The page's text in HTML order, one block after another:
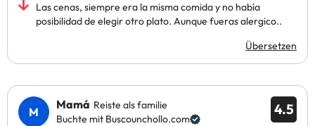
Las cenas, siempre era la misma comida y no había
posibilidad de elegir otro plato. Aunque fueras alergico..
Übersetzen
4.5
Mamá Reiste als familie
Buchte mit Buscounchollo.com